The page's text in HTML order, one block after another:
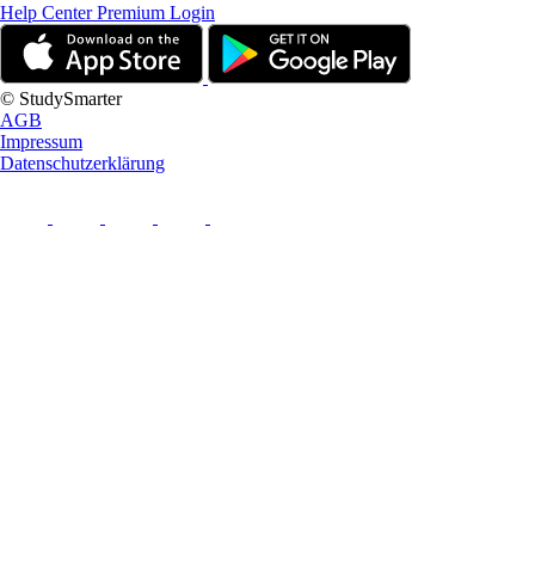
Help CenterPremium Login
© StudySmarter
AGB
Impressum
Datenschutzerklärung